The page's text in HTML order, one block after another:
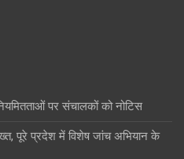
पर संचालकों को नोटिस
पूरे प्रदेश में विशेष जांच अभियान के